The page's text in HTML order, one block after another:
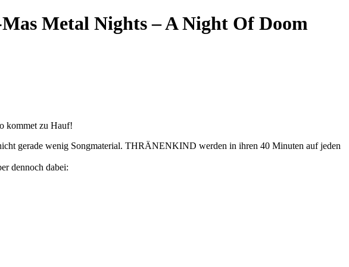
Metal Nights – A Night Of Doom
kommet zu Hauf!
gerade wenig Songmaterial. THRÄNENKIND werden in ihren 40 Minuten auf jeden
dennoch dabei: